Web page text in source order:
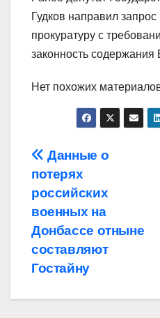
Гудков направил
прокуратуру с
законность
Нет похожих
Навигация
по
записям
Данные о
потерях
российских
военных на
Донбассе отныне
составляют
Гостайну